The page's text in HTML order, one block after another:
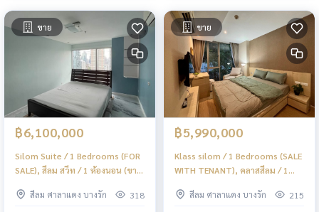
ขาย
฿6,100,000
Silom Suite / 1 Bedrooms (FOR
SALE), สีลม สวีท / 1 ห้องนอน (ขาย)
สีลม ศาลาแดง บางรัก
318
ขาย
฿5,990,000
Klass silom / 1 Bedrooms (SALE
WITH TENANT), คลาสสีลม / 1
สีลม ศาลาแดง บางรัก
215